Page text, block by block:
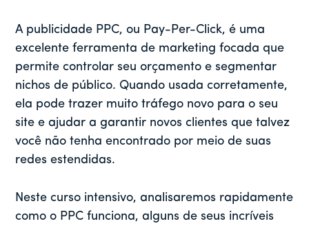
A publicidade PPC, ou Pay-Per-Click, é uma
excelente ferramenta de marketing focada que
permite controlar seu orçamento e segmentar
nichos de público. Quando usada corretamente,
ela pode trazer muito tráfego novo para o seu
site e ajudar a garantir novos clientes que talvez
você não tenha encontrado por meio de suas
redes estendidas.
Neste curso intensivo, analisaremos rapidamente
como o PPC funciona, alguns de seus incríveis